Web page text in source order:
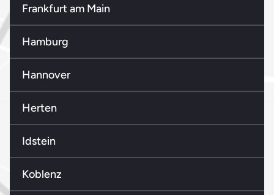
Frankfurt am Main
Hamburg
Hannover
Herten
Idstein
Koblenz